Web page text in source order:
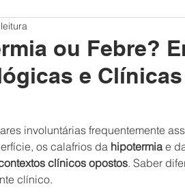
ou Febre?
e Clínicas
involuntárias frequentemente
os calafrios da hipotermia e
clínicos opostos. Saber
clínico.